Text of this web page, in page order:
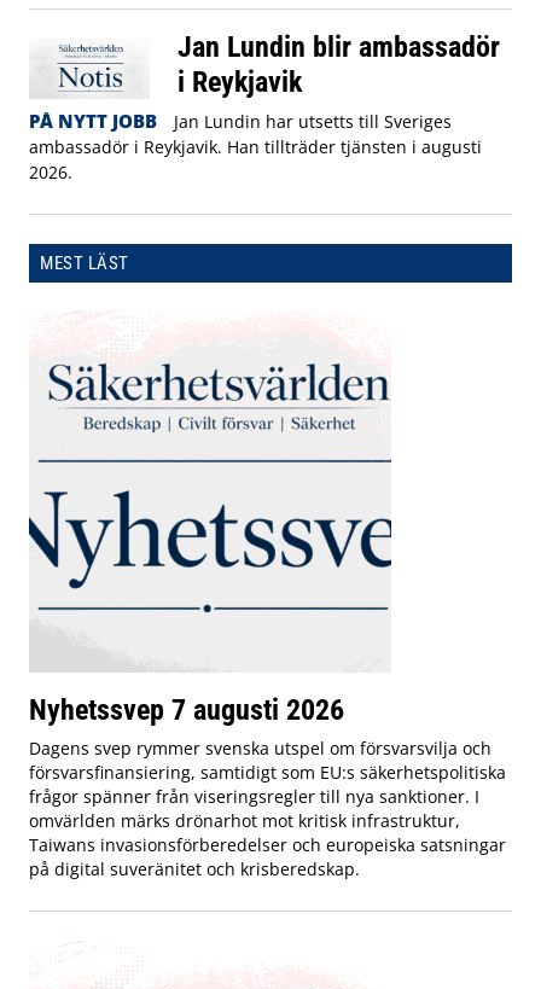
Jan Lundin blir ambassadör
i Reykjavik
PÅ NYTT JOBB
Jan Lundin har utsetts till Sveriges
ambassadör i Reykjavik. Han tillträder tjänsten i augusti
2026.
MEST LÄST
Nyhetssvep 7 augusti 2026
Dagens svep rymmer svenska utspel om försvarsvilja och
försvarsfinansiering, samtidigt som EU:s säkerhetspolitiska
frågor spänner från viseringsregler till nya sanktioner. I
omvärlden märks drönarhot mot kritisk infrastruktur,
Taiwans invasionsförberedelser och europeiska satsningar
på digital suveränitet och krisberedskap.